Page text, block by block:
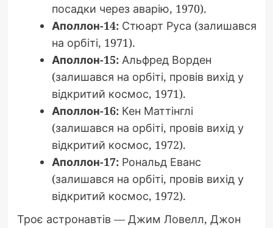
посадки через аварію, 1970).
Аполлон-14:Стюарт Руса (залишався
на орбіті, 1971).
Аполлон-15:Альфред Ворден
(залишався на орбіті, провів вихід у
відкритий космос, 1971).
Аполлон-16:Кен Маттінглі
(залишався на орбіті, провів вихід у
відкритий космос, 1972).
Аполлон-17:Рональд Еванс
(залишався на орбіті, провів вихід у
відкритий космос, 1972).
Троє астронавтів — Джим Ловелл, Джон